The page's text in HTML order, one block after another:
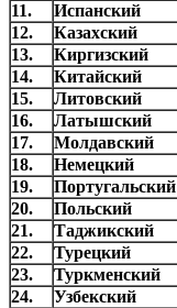
11.
Испанский
12.
Казахский
13.
Киргизский
14.
Китайский
15.
Литовский
16.
Латышский
17.
Молдавский
18.
Немецкий
19.
Португальский
20.
Польский
21.
Таджикский
22.
Турецкий
23.
Туркменский
24.
Узбекский